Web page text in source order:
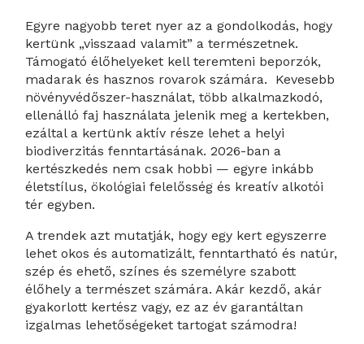
Egyre nagyobb teret nyer az a gondolkodás, hogy
kertünk „visszaad valamit” a természetnek.
Támogató élőhelyeket kell teremteni beporzók,
madarak és hasznos rovarok számára. Kevesebb
növényvédőszer-használat, több alkalmazkodó,
ellenálló faj használata jelenik meg a kertekben,
ezáltal a kertünk aktív része lehet a helyi
biodiverzitás fenntartásának. 2026-ban a
kertészkedés nem csak hobbi — egyre inkább
életstílus, ökológiai felelősség és kreatív alkotói
tér egyben.
A trendek azt mutatják, hogy egy kert egyszerre
lehet okos és automatizált, fenntartható és natúr,
szép és ehető, színes és személyre szabott
élőhely a természet számára. Akár kezdő, akár
gyakorlott kertész vagy, ez az év garantáltan
izgalmas lehetőségeket tartogat számodra!